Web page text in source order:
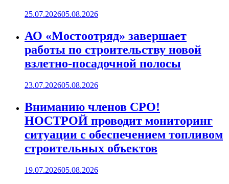
25.07.202605.08.2026
АО «Мостоотряд» завершает
работы по строительству новой
взлетно-посадочной полосы
23.07.202605.08.2026
Вниманию членов СРО!
НОСТРОЙ проводит мониторинг
ситуации с обеспечением топливом
строительных объектов
19.07.202605.08.2026